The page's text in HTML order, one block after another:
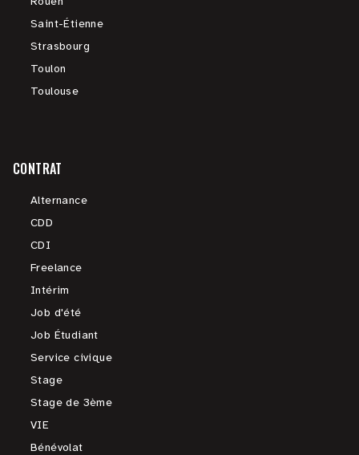
Saint-Étienne
Strasbourg
Toulon
Toulouse
CONTRAT
Alternance
CDD
CDI
Freelance
Intérim
Job d'été
Job Étudiant
Service civique
Stage
Stage de 3ème
VIE
Bénévolat